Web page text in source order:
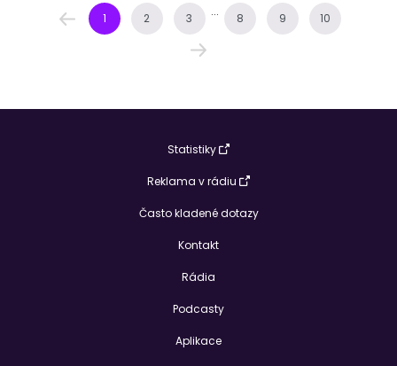
1 2 3 ... 8 9 10
Statistiky
Reklama v rádiu
Často kladené dotazy
Kontakt
Rádia
Podcasty
Aplikace